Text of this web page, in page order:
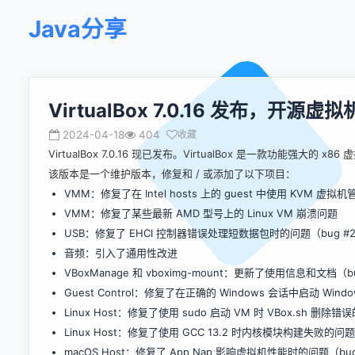
Java分享
VirtualBox 7.0.16 发布，开源虚拟
2024-04-18 404 收藏
VirtualBox 7.0.16 现已发布。VirtualBox 是一款功能强大的 x86
该版本是一个维护版本，修复和 / 或添加了以下项目：
VMM：修复了在 Intel hosts 上的 guest 中使用 KVM 虚拟
VMM：修复了某些最新 AMD 型号上的 Linux VM 崩溃问题
USB：修复了 EHCI 控制器错误处理短数据包时的问题（bug
音频：引入了通用性改进
VBoxManage 和 vboximg-mount：更新了使用信息和文档（
Guest Control：修复了在正确的 Windows 会话中启动
Linux Host：修复了使用 sudo 启动 VM 时 VBox.sh 删除错
Linux Host：修复了使用 GCC 13.2 时内核模块构建失败的问题
macOS Host：修复了 App Nap 影响虚拟机性能时的问题（